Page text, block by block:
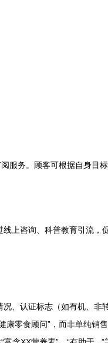
服务。顾客可根据自身目
上咨询、科普教育引流，
、认证标志（如有机、非
零食顾问”，而非单纯销售